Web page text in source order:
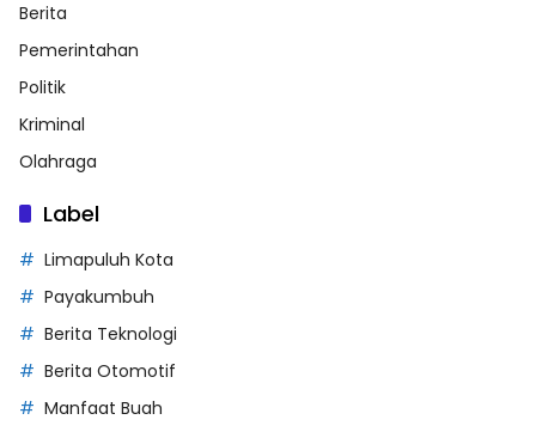
Berita
Pemerintahan
Politik
Kriminal
Olahraga
Label
Limapuluh Kota
Payakumbuh
Berita Teknologi
Berita Otomotif
Manfaat Buah